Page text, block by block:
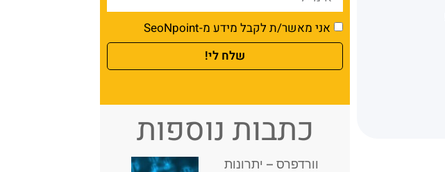
אני מאשר/ת לקבל מידע מ-SeoNpoint
שלח לי!
כתבות נוספות
וורדפרס – יתרונות